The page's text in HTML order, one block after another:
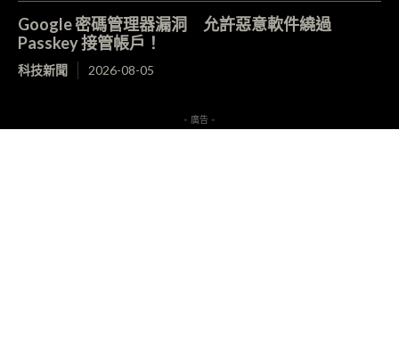
Google 密碼管理器漏洞 允許惡意軟件繞過
Passkey 接管帳戶！
科技新聞 2026-08-05
- 廣告 -